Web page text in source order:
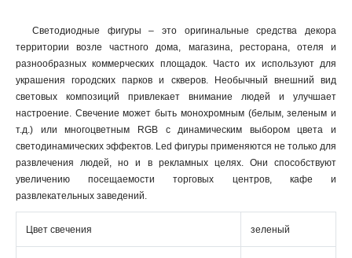
Светодиодные фигуры – это оригинальные средства декора
территории возле частного дома, магазина, ресторана, отеля и
разнообразных коммерческих площадок. Часто их используют для
украшения городских парков и скверов. Необычный внешний вид
световых композиций привлекает внимание людей и улучшает
настроение. Свечение может быть монохромным (белым, зеленым и
т.д.) или многоцветным RGB с динамическим выбором цвета и
светодинамических эффектов. Led фигуры применяются не только для
развлечения людей, но и в рекламных целях. Они способствуют
увеличению посещаемости торговых центров, кафе и
развлекательных заведений.
Цвет свечения зеленый